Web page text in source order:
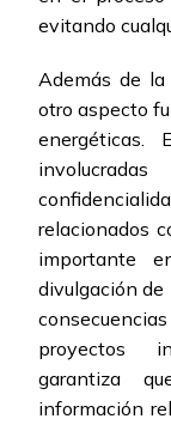
evitando
Además de la
otro aspecto
energéticas.
relacionados
importante
divulgación
proyectos
garantiza
información